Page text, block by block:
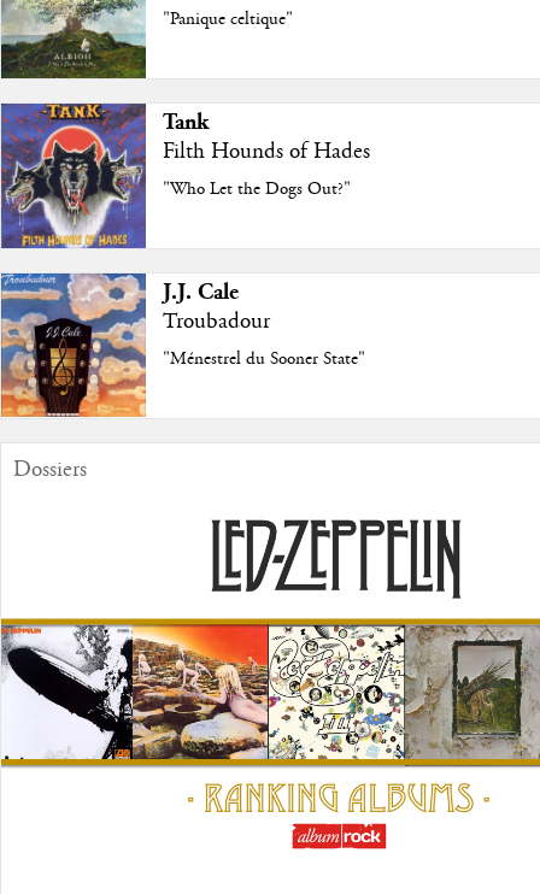
"Panique celtique"
Tank
Filth Hounds of Hades
"Who Let the Dogs Out?"
J.J. Cale
Troubadour
"Ménestrel du Sooner State"
Dossiers